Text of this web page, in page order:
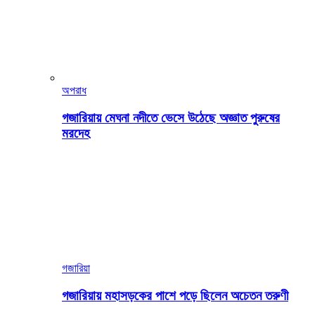
অপরাধ
গজারিয়ায় মেঘনা নদীতে ভেসে উঠেছে অজ্ঞাত পুরুষের
মরদেহ
গজারিয়া
গজারিয়ায় মহাসড়কের পাশে পড়ে ছিলেন অচেতন তরুণী